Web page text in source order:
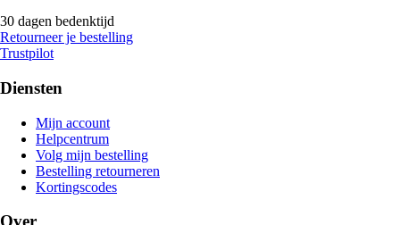
30 dagen bedenktijd
Retourneer je bestelling
Trustpilot
Diensten
Mijn account
Helpcentrum
Volg mijn bestelling
Bestelling retourneren
Kortingscodes